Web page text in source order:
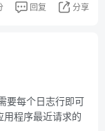
回复 分享
要每个日志行即可
程序最近请求的